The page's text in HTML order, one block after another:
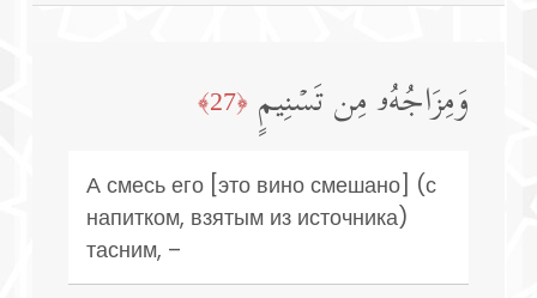
وَمِزَاجُهُۥ مِن تَسۡنِیمٍ ﴿27﴾
А смесь его [это вино смешано] (с
напитком, взятым из источника)
тасним, –